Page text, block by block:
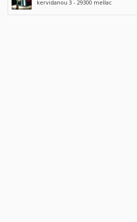
kervidanou 3 - 29300 mellac